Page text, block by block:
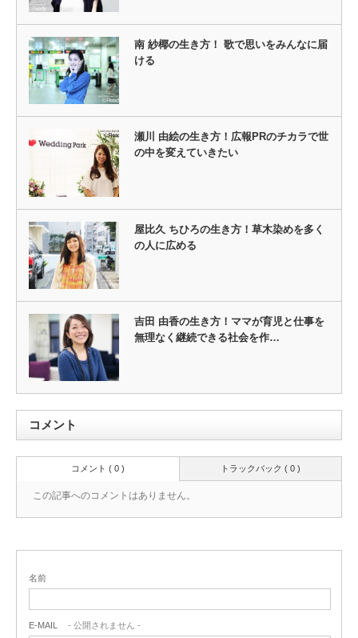
南 紗椰の生き方！ 歌で思いをみんなに届
ける
瀬川 由絵の生き方！広報PRのチカラで世
の中を変えていきたい
屋比久 ちひろの生き方！草木染めを多く
の人に広める
吉田 由香の生き方！ママが育児と仕事を
無理なく継続できる社会を作…
コメント
トラックバック ( 0 )
コメント ( 0 )
この記事へのコメントはありません。
名前
E-MAIL - 公開されません -